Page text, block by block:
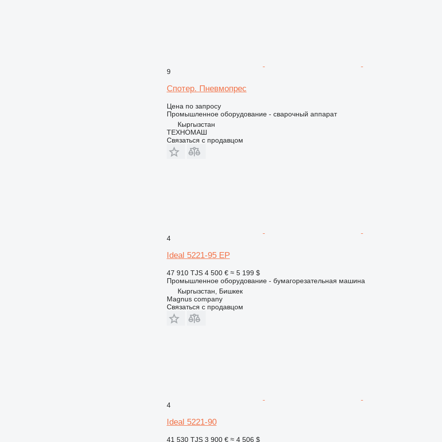
9
Спотер. Пневмопрес
Цена по запросу
Промышленное оборудование - сварочный аппарат
Кыргызстан
ТЕХНОМАШ
Связаться с продавцом
4
Ideal 5221-95 EP
47 910 TJS 4 500 € ≈ 5 199 $
Промышленное оборудование - бумагорезательная машина
Кыргызстан, Бишкек
Magnus company
Связаться с продавцом
4
Ideal 5221-90
41 530 TJS 3 900 € ≈ 4 506 $